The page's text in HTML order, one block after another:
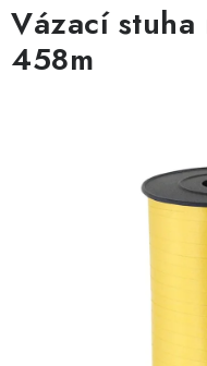
BALÓNKY
SVATEBNÍ
BARVY NA
Vázací
458m